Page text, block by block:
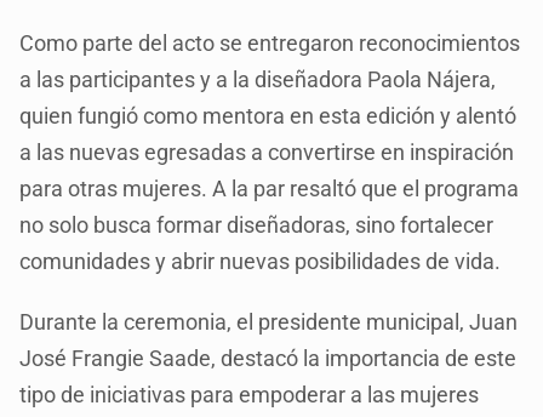
Como parte del acto se entregaron reconocimientos
a las participantes y a la diseñadora Paola Nájera,
quien fungió como mentora en esta edición y alentó
a las nuevas egresadas a convertirse en inspiración
para otras mujeres. A la par resaltó que el programa
no solo busca formar diseñadoras, sino fortalecer
comunidades y abrir nuevas posibilidades de vida.
Durante la ceremonia, el presidente municipal, Juan
José Frangie Saade, destacó la importancia de este
tipo de iniciativas para empoderar a las mujeres